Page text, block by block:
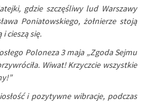
gdzie szczęśliwy lud Warszawy
Poniatowskiego, żołnierze stoją
cieszą się.
Poloneza 3 maja „Zgoda Sejmu
Wiwat! Krzyczcie wszystkie
i pozytywne wibracje, podczas